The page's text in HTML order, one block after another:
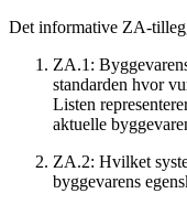
Det informative ZA-
ZA.1:
standarden hvor
Listen
aktuelle
ZA.2: Hvilket
byggevarens